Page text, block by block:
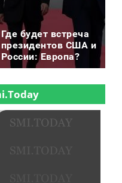
Где будет встреча
президентов США и
России: Европа?